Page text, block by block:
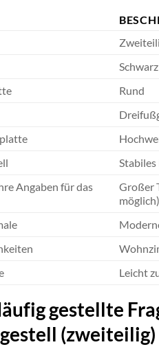
Schwarz
Rund
Angaben für das
Großer
möglich)
Leicht
gestellte
(zweiteilig)